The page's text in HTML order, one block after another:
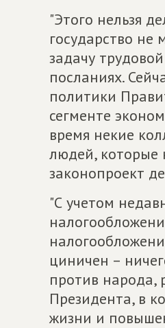
"Этого нельзя
государство
задачу
посланиях.
политики
сегменте
время некие
людей, которые
законопроект
"С учетом
циничен –
против народа,
Президента, в
жизни и